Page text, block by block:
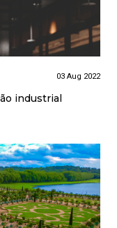
03 Aug 2022
industrial